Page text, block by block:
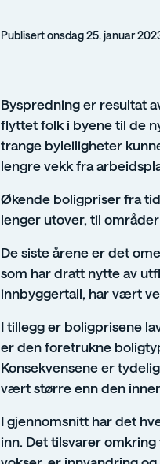
Publisert onsdag 25. januar
Byspredning er resultat
flyttet folk i byene til de
trange byleiligheter
lengre vekk fra
Økende boligpriser fra
lenger utover, til
De siste årene er det
som har dratt nytte av
innbyggertall, har vært
I tillegg er boligprisene
er den foretrukne
Konsekvensene er
vært større enn den
I gjennomsnitt har det
inn. Det tilsvarer